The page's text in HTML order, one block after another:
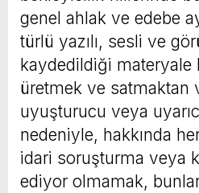
genel ahlak ve edebe
türlü yazılı, sesli ve
kaydedildiği materyale
üretmek ve satmaktan
uyuşturucu veya
nedeniyle, hakkında
idari soruşturma veya
ediyor olmamak,